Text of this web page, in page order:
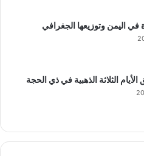
في اليمن وتوزيعها الجغرافي
الأيام الثلاثة الذهبية في ذي الحجة